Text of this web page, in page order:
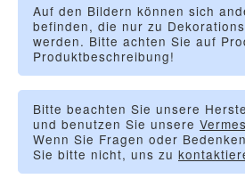
Auf den Bildern können sich
befinden, die nur zu
werden. Bitte achten Sie auf
Produktbeschreibung!
Bitte beachten Sie unsere
und benutzen Sie unsere
Wenn Sie Fragen oder
Sie bitte nicht, uns zu